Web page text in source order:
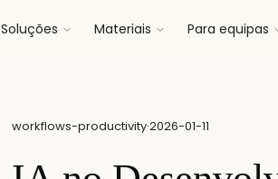
Soluções Materiais Para equipas
workflows-productivity·2026-01-11